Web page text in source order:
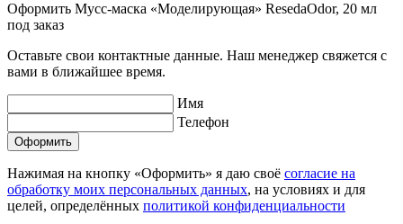
Оформить Мусс-маска «Моделирующая» ResedaOdor, 20 мл
под заказ
Оставьте свои контактные данные. Наш менеджер свяжется с
вами в ближайшее время.
Имя
Телефон
Нажимая на кнопку «Оформить» я даю своё согласие на
обработку моих персональных данных, на условиях и для
целей, определённых политикой конфиденциальности